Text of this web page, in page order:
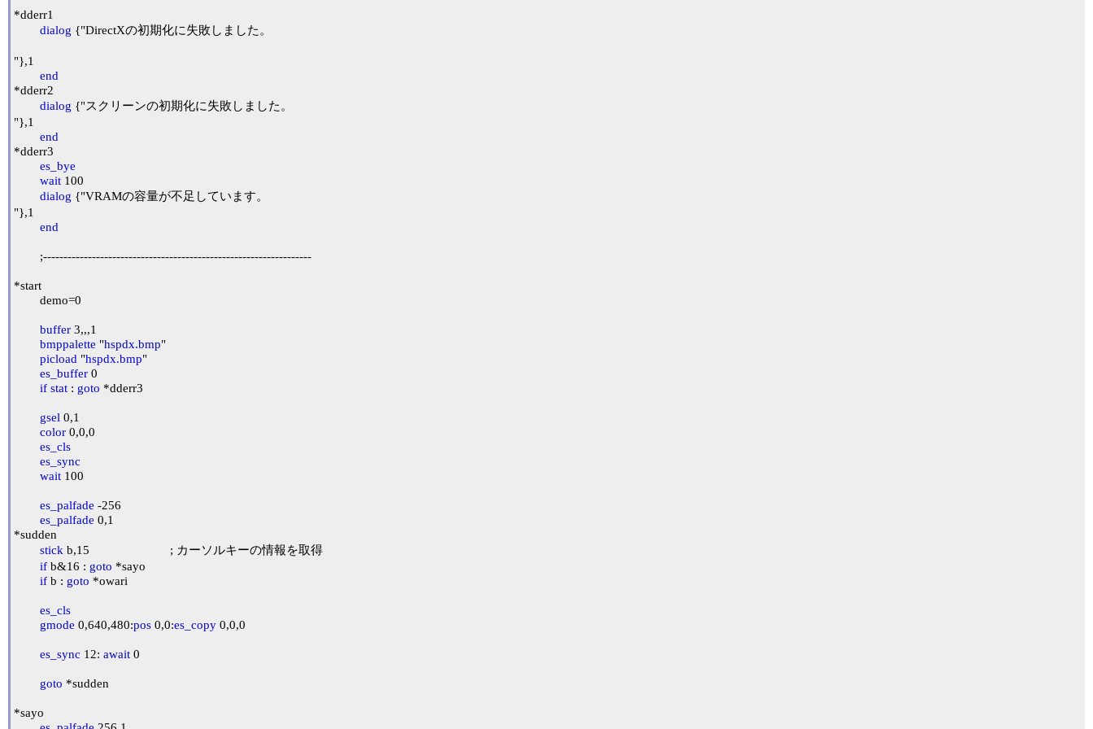
*dderr1
dialog {"DirectXの初期化に失敗しました。
"},1
end
*dderr2
dialog {"スクリーンの初期化に失敗しました。
"},1
end
*dderr3
es_bye
wait 100
dialog {"VRAMの容量が不足しています。
"},1
end
*start
buffer 3,,,1
bmppalette "hspdx.bmp"
picload "hspdx.bmp"
es_buffer 0
if stat : goto *dderr3
gsel 0,1
color 0,0,0
es_cls
es_sync
wait 100
es_palfade -256
es_palfade 0,1
*sudden
stick b,15				; カーソルキーの情報を取得
if b&16 : goto *sayo
if b : goto *owari
es_cls
gmode 0,640,480:pos 0,0:es_copy 0,0,0
es_sync 12: await 0
goto *sudden
*sayo